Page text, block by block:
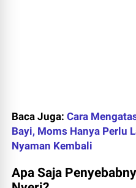
Baca Juga:Cara
Bayi, Moms Hanya Perlu
Nyaman Kembali
Apa Saja